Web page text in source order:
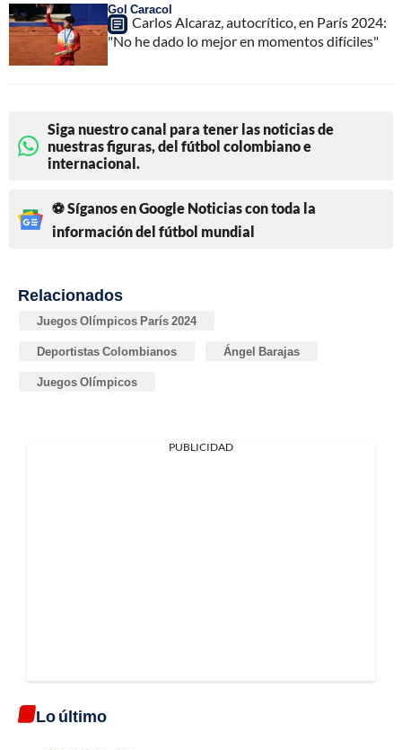
Gol Caracol
Carlos Alcaraz, autocrítico, en París 2024:
"No he dado lo mejor en momentos difíciles"
Siga nuestro canal para tener las noticias de
nuestras figuras, del fútbol colombiano e
internacional.
⚽ Síganos en Google Noticias con toda la
información del fútbol mundial
Relacionados
Juegos Olímpicos París 2024
Deportistas Colombianos Ángel Barajas
Juegos Olímpicos
PUBLICIDAD
Lo último